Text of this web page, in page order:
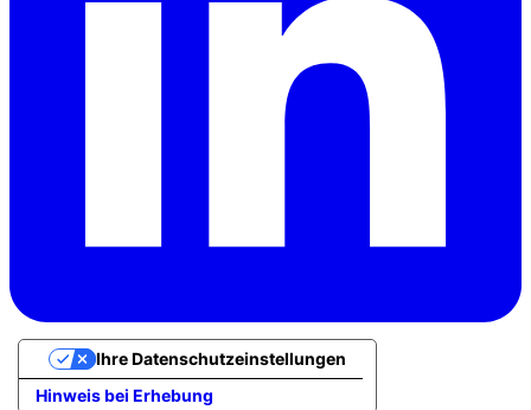
Hinweis bei Erhebung
Ihre Datenschutzeinstellungen